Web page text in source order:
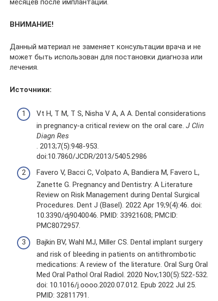
месяцев после имплантации.
ВНИМАНИЕ!
Данный материал не заменяет консультации врача и не
может быть использован для постановки диагноза или
лечения.
Источники:
Vt H, T M, T S, Nisha V A, A A. Dental considerations
in pregnancy-a critical review on the oral care. J Clin
Diagn Res
. 2013;7(5):948-953.
doi:10.7860/JCDR/2013/5405.2986
Favero V, Bacci C, Volpato A, Bandiera M, Favero L,
Zanette G. Pregnancy and Dentistry: A Literature
Review on Risk Management during Dental Surgical
Procedures. Dent J (Basel). 2022 Apr 19;9(4):46. doi:
10.3390/dj9040046. PMID: 33921608; PMCID:
PMC8072957.
Bajkin BV, Wahl MJ, Miller CS. Dental implant surgery
and risk of bleeding in patients on antithrombotic
medications: A review of the literature. Oral Surg Oral
Med Oral Pathol Oral Radiol. 2020 Nov;130(5):522-532.
doi: 10.1016/j.oooo.2020.07.012. Epub 2022 Jul 25.
PMID: 32811791.